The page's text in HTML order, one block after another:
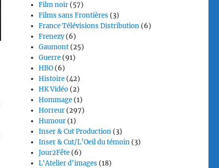
Film noir (57)
Films sans Frontières (3)
France Télévisions Distribution (6)
Frenezy(6)
Gaumont (25)
Guerre (91)
HBO (6)
Histoire (42)
HK Vidéo (2)
Hommage (1)
Horreur (297)
Humour (1)
Inser & Cut Production (3)
Inser & Cut/L’Oeil du témoin (3)
Jour2Fête (6)
L'Atelier d'images (18)